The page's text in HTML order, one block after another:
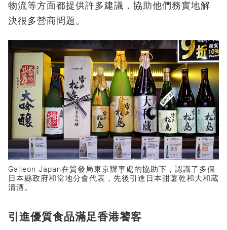
物流等方面都提供許多建議，協助他們務實地解
決很多營商問題。
Galleon Japan在貿發局東京辦事處的協助下，認識了多個
日本縣政府和當地分會代表，先後引進日本甜薯乾和大和蔵
清酒。
引進優質食品滿足香港饕客